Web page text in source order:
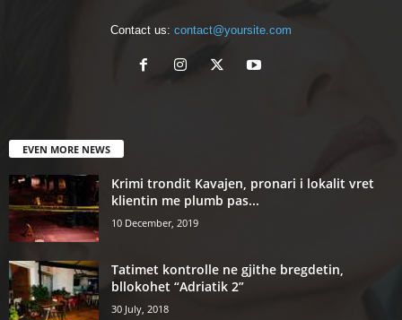
Contact us: contact@yoursite.com
EVEN MORE NEWS
Krimi trondit Kavajen, pronari i lokalit vret
klientin me plumb pas...
10 December, 2019
Tatimet kontrolle ne gjithe bregdetin,
bllokohet “Adriatik 2”
30 July, 2018